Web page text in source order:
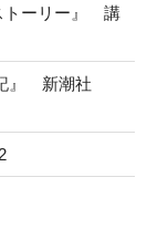
トーリー』 講
』 新潮社